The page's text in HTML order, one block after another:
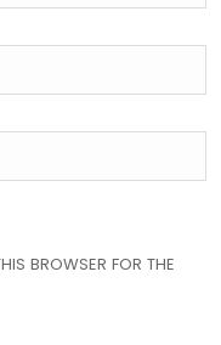
BROWSER FOR THE